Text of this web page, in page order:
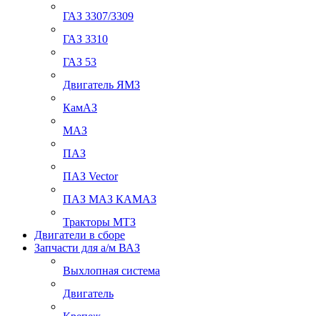
ГАЗ 3307/3309
ГАЗ 3310
ГАЗ 53
Двигатель ЯМЗ
КамАЗ
МАЗ
ПАЗ
ПАЗ Vector
ПАЗ МАЗ КАМАЗ
Тракторы МТЗ
Двигатели в сборе
Запчасти для а/м ВАЗ
Выхлопная система
Двигатель